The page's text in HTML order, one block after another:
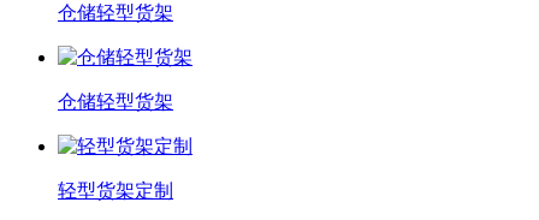
仓储轻型货架
仓储轻型货架
轻型货架定制